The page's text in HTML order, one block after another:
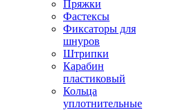
Пряжки
Фастексы
Фиксаторы для
шнуров
Штрипки
Карабин
пластиковый
Кольца
уплотнительные